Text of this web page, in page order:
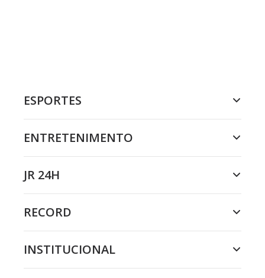
ESPORTES
ENTRETENIMENTO
JR 24H
RECORD
INSTITUCIONAL